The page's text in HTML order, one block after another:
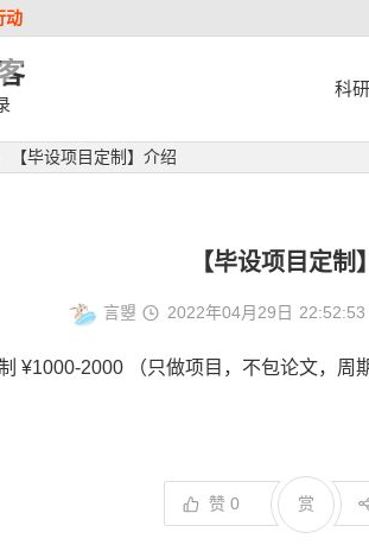
动
科
【毕设项目定制】介绍
【毕设项目定制
言曌 2022年04月29日 22:52:53
¥1000-2000 （只做项目，不包论文，周
赞0 赏